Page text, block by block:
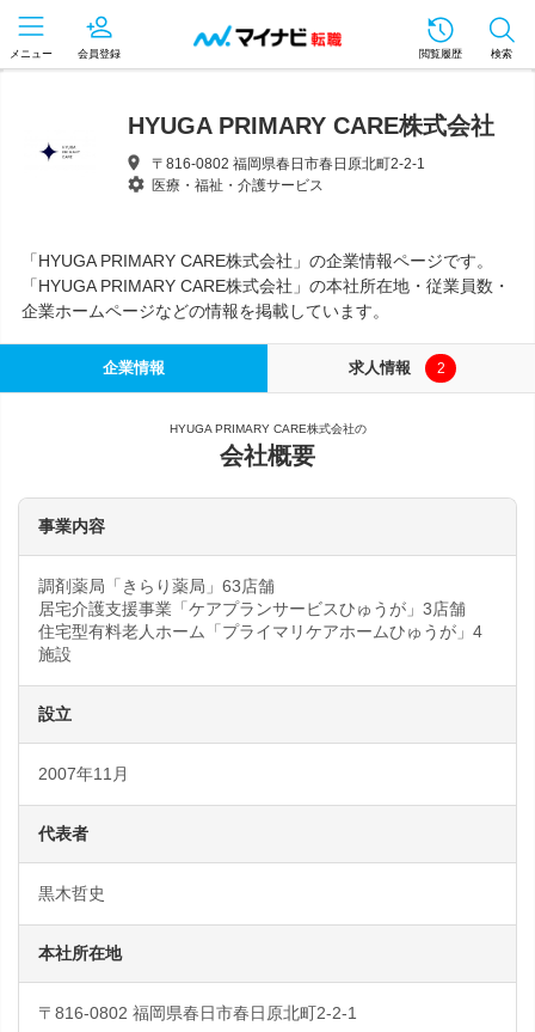
メニュー 会員登録 閲覧履歴 検索
HYUGA PRIMARY CARE株式会社
〒816-0802 福岡県春日市春日原北町2-2-1
医療・福祉・介護サービス
「HYUGA PRIMARY CARE株式会社」の企業情報ページです。
「HYUGA PRIMARY CARE株式会社」の本社所在地・従業員数・
企業ホームページなどの情報を掲載しています。
企業情報 求人情報 2
HYUGA PRIMARY CARE株式会社の
会社概要
事業内容
調剤薬局「きらり薬局」63店舗
居宅介護支援事業「ケアプランサービスひゅうが」3店舗
住宅型有料老人ホーム「プライマリケアホームひゅうが」4
施設
設立
2007年11月
代表者
黒木哲史
本社所在地
〒816-0802 福岡県春日市春日原北町2-2-1